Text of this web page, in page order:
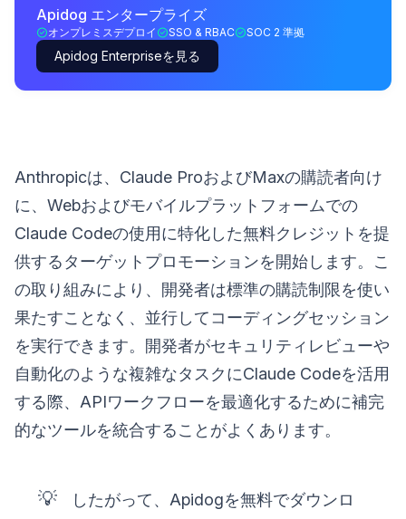
Apidog エンタープライズ
オンプレミスデプロイ SSO & RBAC SOC 2 準拠
Apidog Enterpriseを見る
Anthropicは、Claude ProおよびMaxの購読者向け
に、Webおよびモバイルプラットフォームでの
Claude Codeの使用に特化した無料クレジットを提
供するターゲットプロモーションを開始します。こ
の取り組みにより、開発者は標準の購読制限を使い
果たすことなく、並行してコーディングセッション
を実行できます。開発者がセキュリティレビューや
自動化のような複雑なタスクにClaude Codeを活用
する際、APIワークフローを最適化するために補完
的なツールを統合することがよくあります。
💡
したがって、Apidogを無料でダウンロ